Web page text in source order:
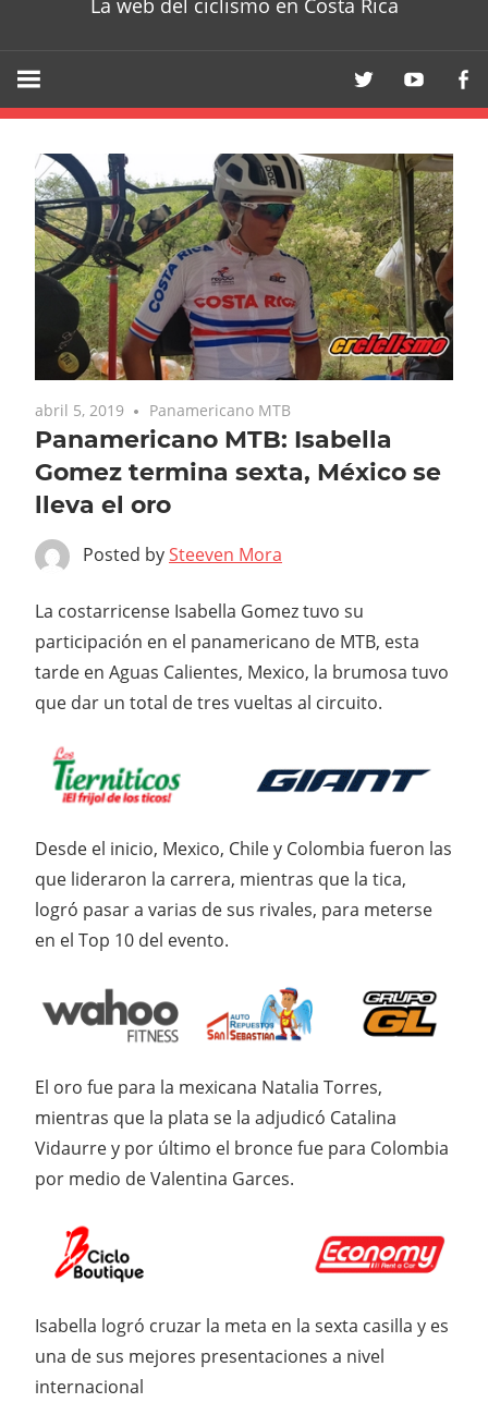
La web del ciclismo en Costa Rica
abril 5, 2019 Panamericano MTB
Panamericano MTB: Isabella
Gomez termina sexta, México se
lleva el oro
Posted bySteeven Mora
La costarricense Isabella Gomez tuvo su
participación en el panamericano de MTB, esta
tarde en Aguas Calientes, Mexico, la brumosa tuvo
que dar un total de tres vueltas al circuito.
Desde el inicio, Mexico, Chile y Colombia fueron las
que lideraron la carrera, mientras que la tica,
logró pasar a varias de sus rivales, para meterse
en el Top 10 del evento.
El oro fue para la mexicana Natalia Torres,
mientras que la plata se la adjudicó Catalina
Vidaurre y por último el bronce fue para Colombia
por medio de Valentina Garces.
Isabella logró cruzar la meta en la sexta casilla y es
una de sus mejores presentaciones a nivel
internacional